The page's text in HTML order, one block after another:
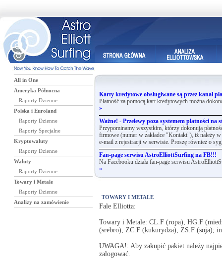
All in One
Ameryka Północna
Raporty Dzienne
Polska i Euroland
Raporty Dzienne
Raporty Specjalne
Kryptowaluty
Raporty Dzienne
Waluty
Raporty Dzienne
Towary i Metale
Raporty Dzienne
Analizy na zamówienie
Karty kredytowe obsługiwane są przez kanał
Płatność za pomocą kart kredytowych można
»
Ważne! - Przelewy poza systemem płatności na
Przypominamy wszystkim, którzy dokonują
firmowe (numer w zakładce "Kontakt"), iż należy
e-mail z rejestracji w serwisie. Proszę również o
Fan-page serwisu AstroElliottSurfing na FB!!!
Na Facebooku działa fan-page serwisu
»
TOWARY I METALE
Fale Elliotta:
Towary i Metale: CL.F (ropa), HG.F
(srebro), ZC.F (kukurydza), ZS.F (soja);
UWAGA!: Aby zakupić pakiet należy
zalogować.